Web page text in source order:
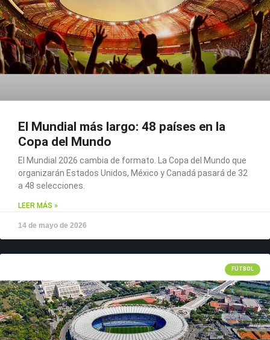
El Mundial más largo: 48 países en la
Copa del Mundo
El Mundial 2026 cambia de formato. La Copa del Mundo que
organizarán Estados Unidos, México y Canadá pasará de 32
a 48 selecciones.
LEER MÁS »
14 de mayo de 2026
FÚTBOL